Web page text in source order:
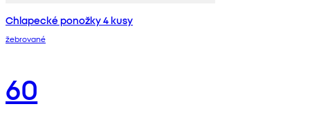
Chlapecké ponožky 4 kusy
žebrované
60